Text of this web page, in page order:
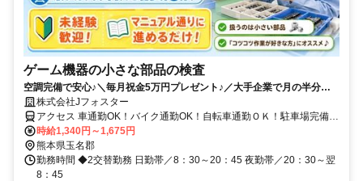
ゲーム機器の小さな部品の検査
空調完備で安心♪＼毎月祝金5万円プレゼント♪／大手企業で月の半分が
休みでも、月収23万円！定着率抜群♪20～50代前半が活躍中★
株式会社Jフォスター
アクセス 車通勤OK！バイク通勤OK！自転車通勤ＯＫ！駐車場完備＆
通勤手当有（規定）で安心！
時給1,340円～1,675円
熊本県玉名郡
勤務時間 ◆2交替勤務 日勤帯／8：30～20：45 夜勤帯／20：30～翌
8：45